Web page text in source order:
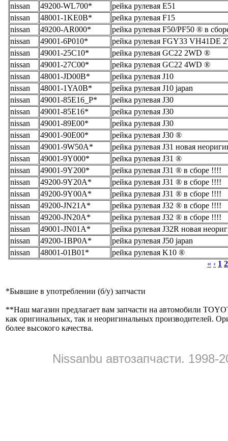
nissan
49200-WL700*
рейка рулевая E51
nissan
48001-1KE0B*
рейка рулевая F15
nissan
49200-AR000*
рейка рулевая F50/PF50 ® в
nissan
49001-6P010*
рейка рулевая FGY33 VH41DE
nissan
49001-25C10*
рейка рулевая GC22 2WD ®
nissan
49001-27C00*
рейка рулевая GC22 4WD ®
nissan
48001-JD00B*
рейка рулевая J10
nissan
48001-1YA0B*
рейка рулевая J10 japan
nissan
49001-85E16_Р*
рейка рулевая J30
nissan
49001-85E16*
рейка рулевая J30
nissan
49001-89E00*
рейка рулевая J30
nissan
49001-90E00*
рейка рулевая J30 ®
nissan
49001-9W50A*
рейка рулевая J31 новая
nissan
49001-9Y000*
рейка рулевая J31 ®
nissan
49001-9Y200*
рейка рулевая J31 ® в сборе !!!!
nissan
49200-9Y20A*
рейка рулевая J31 ® в сборе !!!!
nissan
49200-9Y00A*
рейка рулевая J31 ® в сборе !!!!
nissan
49200-JN21A*
рейка рулевая J32 ® в сборе !!!!
nissan
49200-JN20A*
рейка рулевая J32 ® в сборе !!!!
nissan
49001-JN01A*
рейка рулевая J32R новая
nissan
49200-1BP0A*
рейка рулевая J50 japan
nissan
48001-01B01*
рейка рулевая K10 ®
« ‹ 1 2
*Бывшие в употреблении (б/y) запчасти
**Наш магазин предлагает вам запчасти на автомобили
как оригинальных, так и неоригинальных производителей.
более высокого качества.
Nissanbu автозапчасти. 1998-